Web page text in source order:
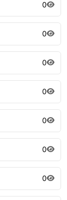
0
0
0
0
0
0
0